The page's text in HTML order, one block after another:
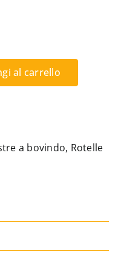
al carrello
a bovindo, Rotelle